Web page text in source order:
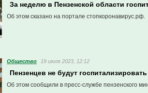
За неделю в Пензенской области
Об этом сказано на портале стопкоронавирус.рф.
Общество 19 июля 2023, 12:12
Пензенцев не будут
Об этом сообщили в пресс-службе пензенского